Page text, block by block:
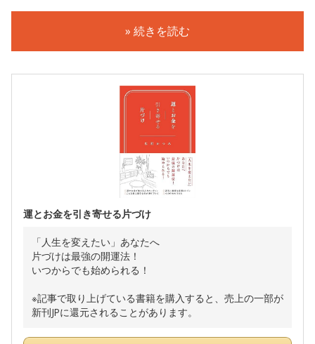
» 続きを読む
運とお金を引き寄せる片づけ
「人生を変えたい」あなたへ
片づけは最強の開運法！
いつからでも始められる！
※記事で取り上げている書籍を購入すると、売上の一部が
新刊JPに還元されることがあります。